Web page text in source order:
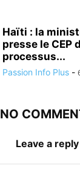
Haïti : la
presse le CEP
processus...
Passion Info Plus -
NO
Leave a reply